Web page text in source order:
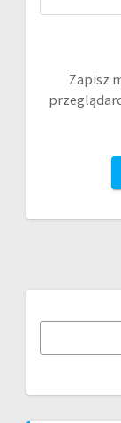
Zapisz